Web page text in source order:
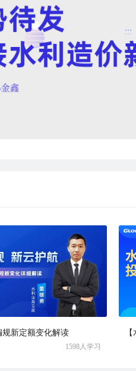
规新定额变化解读
1598人学习